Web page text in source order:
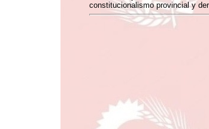
constitucionalismo provincial y